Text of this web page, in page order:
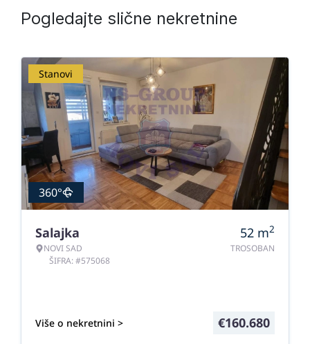
Pogledajte slične nekretnine
Stanovi
360°
Salajka
NOVI SAD
ŠIFRA: #575068
52 m2
TROSOBAN
Više o nekretnini > €160.680